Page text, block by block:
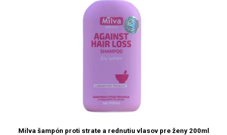
Milva šampón proti strate a rednutiu vlasov pre ženy 200ml